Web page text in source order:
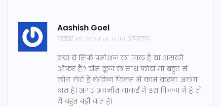
Aashish Goel
नवंबर 16, 2024 at 17:08 अपराह्न
क्या ये सिर्फ प्रमोशन का जाल है या असली
ऑफर है? टॉम क्रूज के साथ फोटो तो बहुत से
लोग लेते हैं लेकिन फिल्म में काम करना अलग
बात है। अगर अवनीत वाकई में इस फिल्म में है तो
ये बहुत बड़ी बात है।